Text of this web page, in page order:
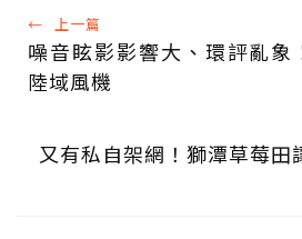
← 上一篇
噪音眩影影響大、環評亂象
陸域風機
又有私自架網！獅潭草莓田